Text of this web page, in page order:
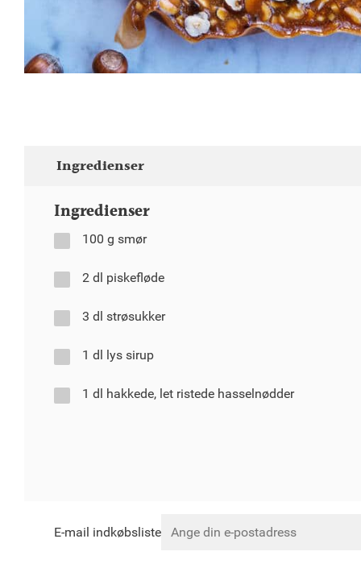
Ingredienser
Ingredienser
100 g smør
2 dl piskefløde
3 dl strøsukker
1 dl lys sirup
1 dl hakkede, let ristede hasselnødder
E-mail indkøbsliste